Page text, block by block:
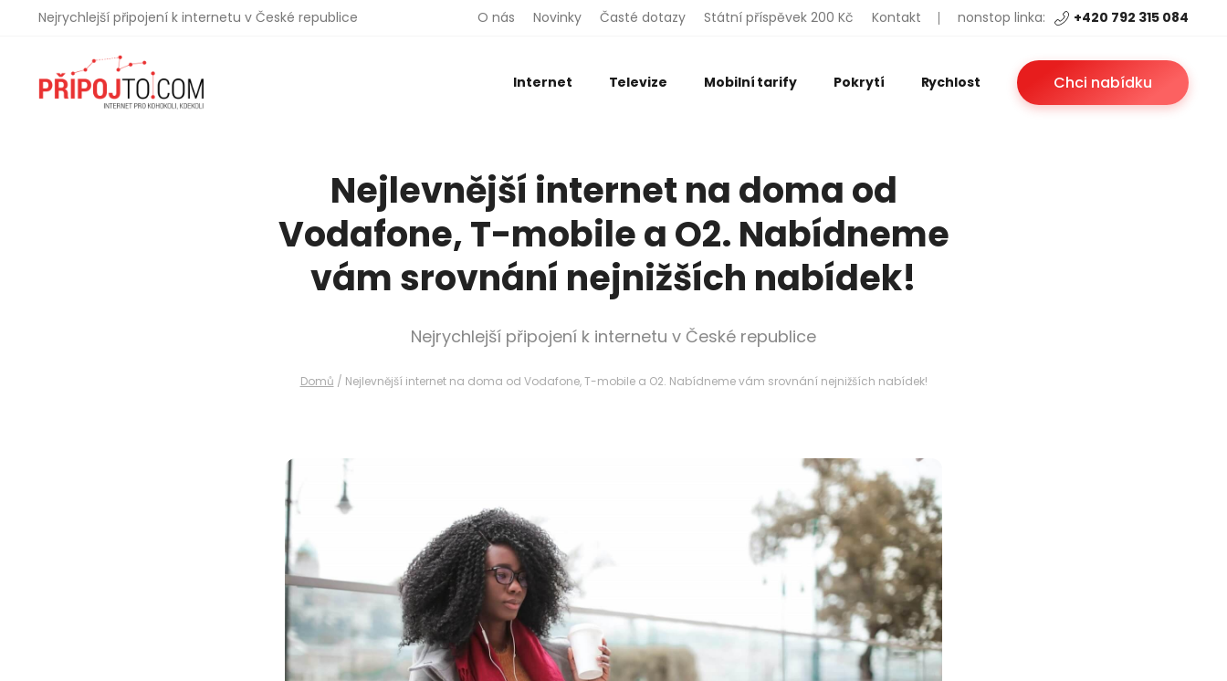
Nejrychlejší připojení k internetu v České republice O nás Novinky Časté dotazy Státní příspěvek 200 Kč Kontakt nonstop linka: +420 792 315 084
Internet Televize Mobilní tarify Pokrytí Rychlost Chci nabídku
Nejlevnější internet na doma od
Vodafone, T-mobile a O2. Nabídneme
vám srovnání nejnižších nabídek!
Nejrychlejší připojení k internetu v České republice
Domů / Nejlevnější internet na doma od Vodafone, T-mobile a O2. Nabídneme vám srovnání nejnižších nabídek!
Nezávazná poptávka
Zadejte prosím Vaše telefonní číslo. Náš specialista Vás
bude v nejbližší možné době kontaktovat.